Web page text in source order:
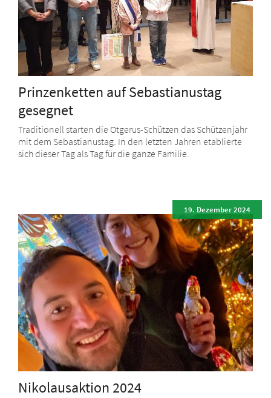
Prinzenketten auf Sebastianustag
gesegnet
Traditionell starten die Otgerus-Schützen das Schützenjahr
mit dem Sebastianustag. In den letzten Jahren etablierte
sich dieser Tag als Tag für die ganze Familie.
Nikolausaktion 2024
19. Dezember 2024